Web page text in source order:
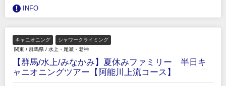
INFO
キャニオニング
シャワークライミング
関東 / 群馬県 / 水上・尾瀬・老神
【群馬/水上/みなかみ】夏休みファミリー 半日キ
ャニオニングツアー【阿能川上流コース】